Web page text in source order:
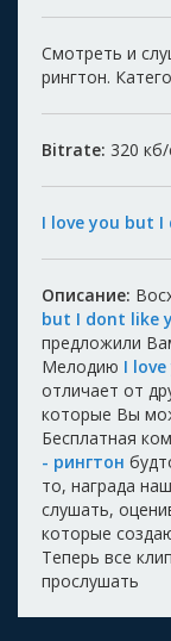
Смотреть и
рингтон.
Bitrate: 320 кб/
I love you but
Описание:
but I dont like
предложили
Мелодию I
отличает от
которые Вы
Бесплатная
- рингтон
то, награда
слушать,
которые
Теперь все
прослушать